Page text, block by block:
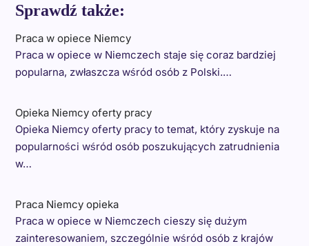
Sprawdź także:
Praca w opiece Niemcy
Praca w opiece w Niemczech staje się coraz bardziej
popularna, zwłaszcza wśród osób z Polski.…
Opieka Niemcy oferty pracy
Opieka Niemcy oferty pracy to temat, który zyskuje na
popularności wśród osób poszukujących zatrudnienia
w…
Praca Niemcy opieka
Praca w opiece w Niemczech cieszy się dużym
zainteresowaniem, szczególnie wśród osób z krajów